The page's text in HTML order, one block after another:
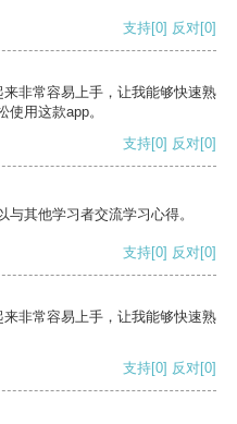
支持[0] 反对[0]
非常容易上手，让我能够快速熟
用这款app。
支持[0] 反对[0]
其他学习者交流学习心得。
支持[0] 反对[0]
非常容易上手，让我能够快速熟
支持[0] 反对[0]